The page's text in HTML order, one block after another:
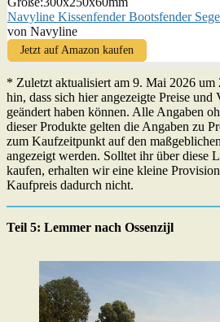
Navyline Kissenfender Bootsfender
von Navyline
Jetzt auf Amazon kaufen
* Zuletzt aktualisiert am 9. Mai 2026 um
hin, dass sich hier angezeigte Preise
geändert haben können. Alle Angaben
dieser Produkte gelten die Angaben zu
zum Kaufzeitpunkt auf den
angezeigt werden. Solltet ihr über diese
kaufen, erhalten wir eine kleine
Kaufpreis dadurch nicht.
Teil 5: Lemmer nach Ossenzijl